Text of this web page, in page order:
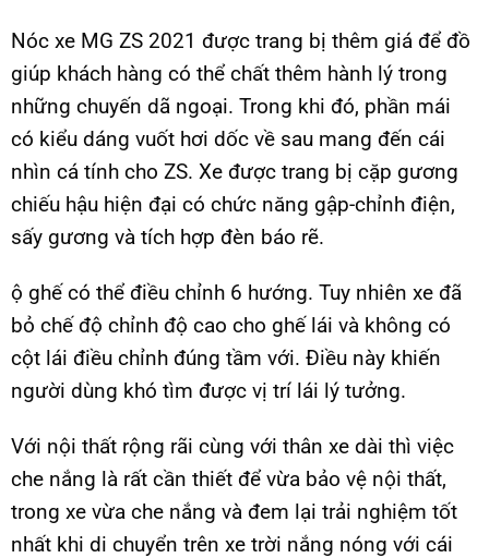
Nóc xe MG ZS 2021 được trang bị thêm giá để đồ
giúp khách hàng có thể chất thêm hành lý trong
những chuyến dã ngoại. Trong khi đó, phần mái
có kiểu dáng vuốt hơi dốc về sau mang đến cái
nhìn cá tính cho ZS. Xe được trang bị cặp gương
chiếu hậu hiện đại có chức năng gập-chỉnh điện,
sấy gương và tích hợp đèn báo rẽ.
ộ ghế có thể điều chỉnh 6 hướng. Tuy nhiên xe đã
bỏ chế độ chỉnh độ cao cho ghế lái và không có
cột lái điều chỉnh đúng tầm với. Điều này khiến
người dùng khó tìm được vị trí lái lý tưởng.
Với nội thất rộng rãi cùng với thân xe dài thì việc
che nắng là rất cần thiết để vừa bảo vệ nội thất,
trong xe vừa che nắng và đem lại trải nghiệm tốt
nhất khi di chuyển trên xe trời nắng nóng với cái